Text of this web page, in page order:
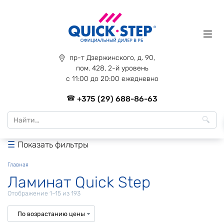
пр-т Дзержинского, д. 90,
пом. 428, 2-й уровень
с 11:00 до 20:00 ежедневно
+375 (29) 688-86-63
Search
for:
Главная
Ламинат Quick Step
Отображение 1–15 из 193Цены:
возрастанию
Показать фильтры